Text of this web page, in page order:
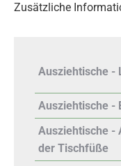
Zusätzliche
Ausziehtische -
Ausziehtische -
Ausziehtische -
der Tischfüße